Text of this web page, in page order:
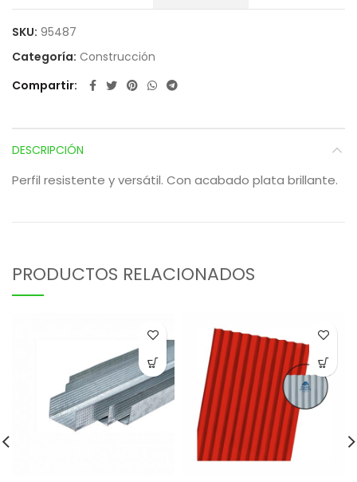
SKU: 95487
Categoría: Construcción
Compartir
DESCRIPCIÓN
Perfil resistente y versátil. Con acabado plata brillante.
PRODUCTOS RELACIONADOS